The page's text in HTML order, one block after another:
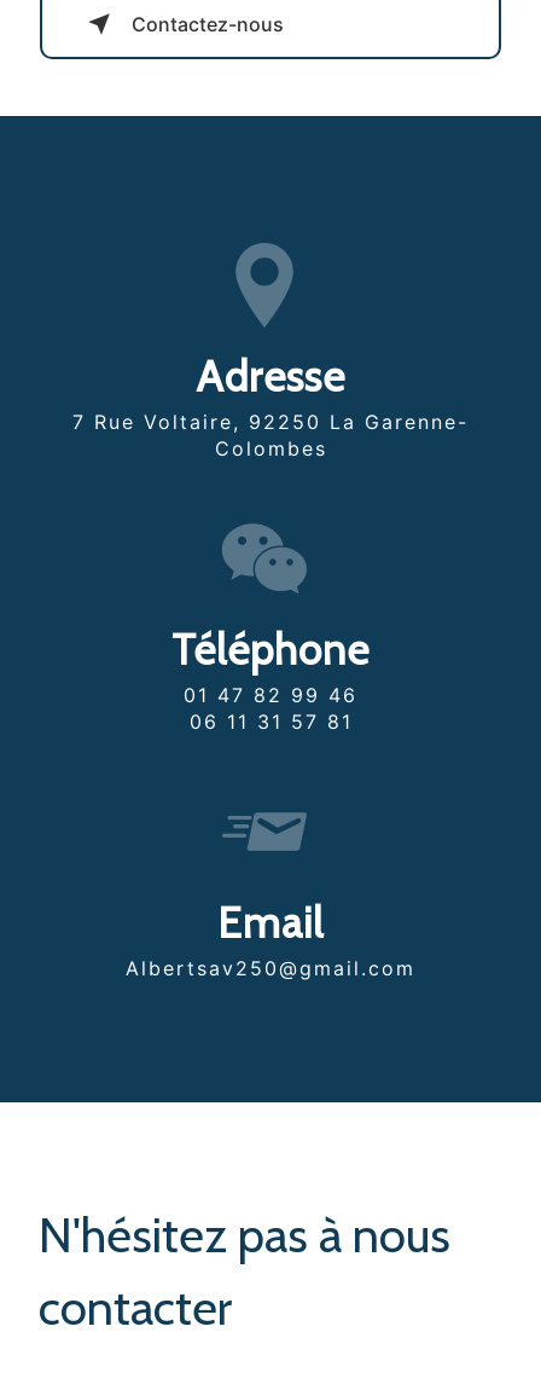
Contactez-nous
Adresse
7 Rue Voltaire, 92250 La Garenne-
Colombes
Téléphone
01 47 82 99 46
06 11 31 57 81
Email
albertsav250@gmail.com
N'hésitez pas à nous
contacter